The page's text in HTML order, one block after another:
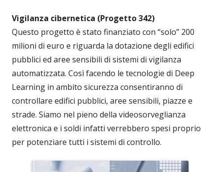
Vigilanza cibernetica (Progetto 342)
Questo progetto è stato finanziato con “solo” 200
milioni di euro e riguarda la dotazione degli edifici
pubblici ed aree sensibili di sistemi di vigilanza
automatizzata. Così facendo le tecnologie di Deep
Learning in ambito sicurezza consentiranno di
controllare edifici pubblici, aree sensibili, piazze e
strade. Siamo nel pieno della videosorveglianza
elettronica e i soldi infatti verrebbero spesi proprio
per potenziare tutti i sistemi di controllo.